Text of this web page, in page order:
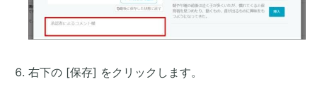
右下の [保存] をクリックします。